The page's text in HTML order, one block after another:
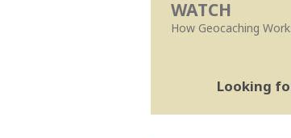
WATCH
How Geocaching
Looking